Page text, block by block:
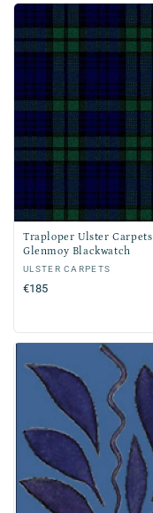
Traploper Ulster Carpets
Glenmoy Blackwatch
Verkoper:
ULSTER CARPETS
Normale
€185